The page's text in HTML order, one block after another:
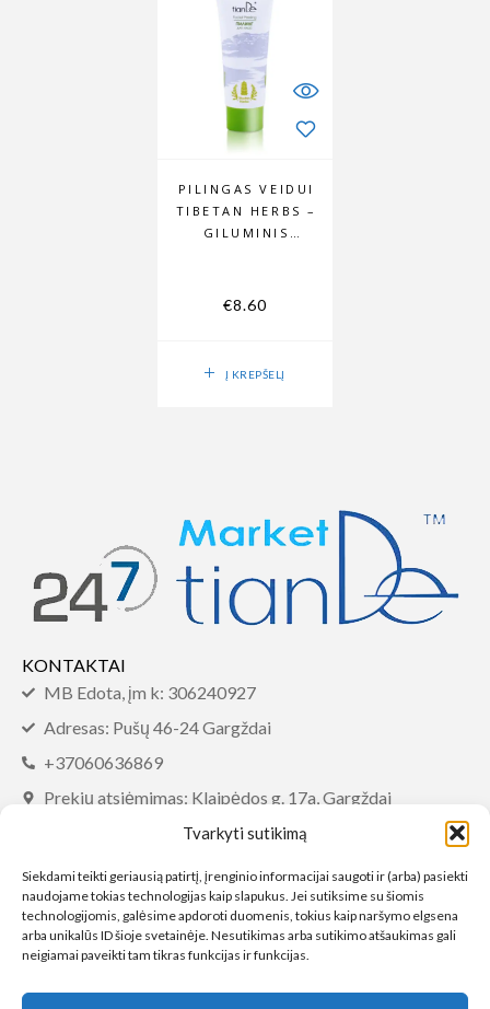
Tvarkyti sutikimą
Siekdami teikti geriausią patirtį, įrenginio informacijai saugoti ir (arba) pasiekti
naudojame tokias technologijas kaip slapukus. Jei sutiksime su šiomis
technologijomis, galėsime apdoroti duomenis, tokius kaip naršymo elgsena
arba unikalūs ID šioje svetainėje. Nesutikimas arba sutikimo atšaukimas gali
neigiamai paveikti tam tikras funkcijas ir funkcijas.
Į KREPŠELĮ
PILINGAS VEIDUI
TIBETAN HERBS –
GILUMINIS
€8.60
KONTAKTAI
MB Edota, įm k: 306240927
Adresas: Pušų 46-24 Gargždai
+37060636869
Prekių atsiėmimas: Klaipėdos g. 17a, Gargždai
info@tiandemarket.com
INFORMACIJA
DUK
Sąlygos ir taisyklės